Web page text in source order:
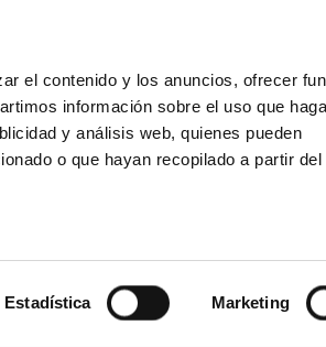
el contenido y los anuncios, ofrecer
información sobre el uso que
y análisis web, quienes pueden
o que hayan recopilado a partir del
Estadística Marketing